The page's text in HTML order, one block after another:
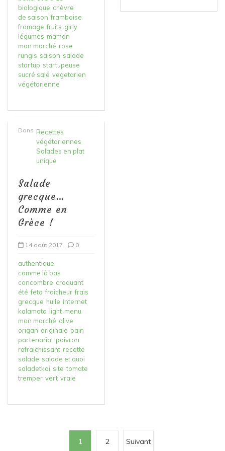
biologique chèvre
de saison framboise
fromage fruits girly
légumes maman
mon marché rose
rungis saison salade
startup startupeuse
sucré salé vegetarien
végétarienne
Dans Recettes
végétariennes
Salades en plat
unique
Salade
grecque…
Comme en
Grèce !
14 août 2017 0
authentique
comme là bas
concombre croquant
été feta fraicheur frais
grecque huile internet
kalamata light menu
mon marché olive
origan originale pain
partenariat poivron
rafraichissant recette
salade salade et quoi
saladetkoi site tomate
tremper vert vraie
1 2 Suivant